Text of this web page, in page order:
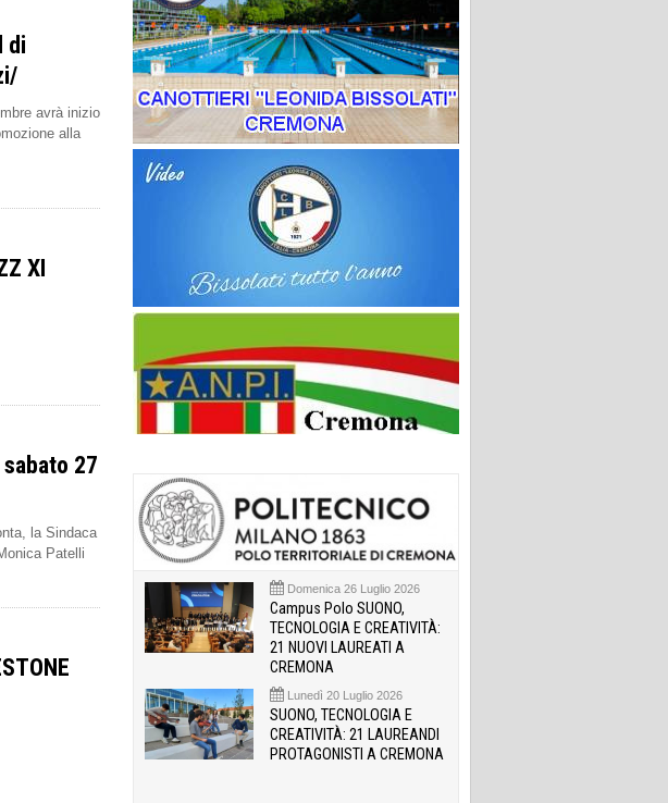
di
avrà inizio
alla
XI
27
la Sindaca
Patelli
Domenica 26 Luglio 2026
Campus Polo SUONO,
TECNOLOGIA E CREATIVITÀ:
21 NUOVI LAUREATI A
CREMONA
Lunedì 20 Luglio 2026
SUONO, TECNOLOGIA E
CREATIVITÀ: 21 LAUREANDI
PROTAGONISTI A CREMONA